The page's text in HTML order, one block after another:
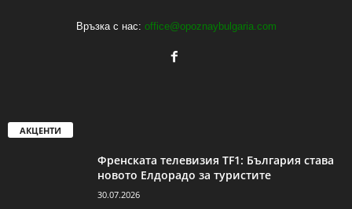
Връзка с нас: office@opoznaybulgaria.com
АКЦЕНТИ
Френската телевизия TF1: България става
новото Елдорадо за туристите
30.07.2026